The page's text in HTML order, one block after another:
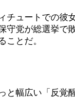
ュートでの彼
党が総選挙で
ことだ。
幅広い「反覚